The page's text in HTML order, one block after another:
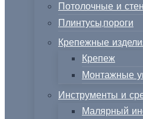
Потолочные и
Плинтусы,пороги
Крепежные
Крепеж
Монтажные
Инструменты и
Малярный